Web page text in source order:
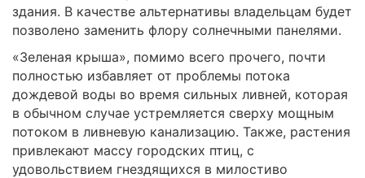
здания. В качестве альтернативы владельцам будет
позволено заменить флору солнечными панелями.
«Зеленая крыша», помимо всего прочего, почти
полностью избавляет от проблемы потока
дождевой воды во время сильных ливней, которая
в обычном случае устремляется сверху мощным
потоком в ливневую канализацию. Также, растения
привлекают массу городских птиц, с
удовольствием гнездящихся в милостиво